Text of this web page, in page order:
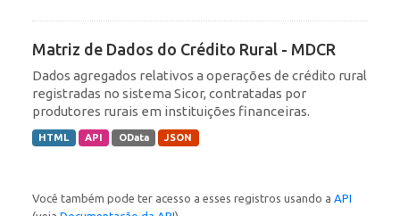
Matriz de Dados do Crédito Rural - MDCR
Dados agregados relativos a operações de crédito rural
registradas no sistema Sicor, contratadas por
produtores rurais em instituições financeiras.
HTML API OData JSON
Você também pode ter acesso a esses registros usando a API